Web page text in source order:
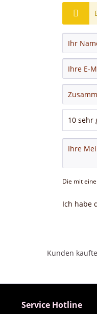
Die mit
Ich habe
Kunden
Service Hotline